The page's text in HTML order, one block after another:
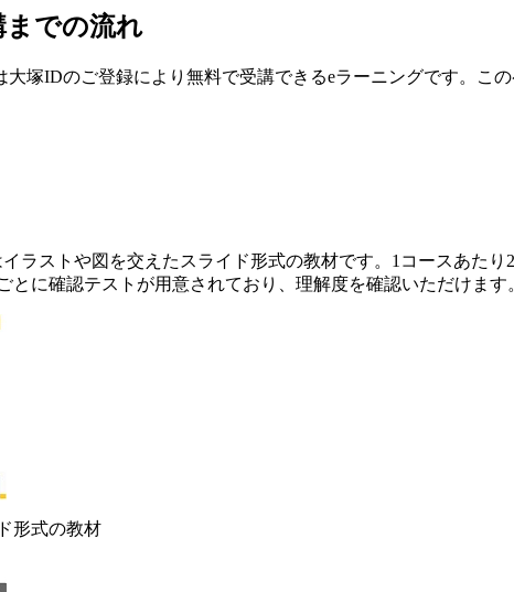
までの流れ
大塚IDのご登録により無料で受講できるeラーニングです。こ
ラストや図を交えたスライド形式の教材です。1コースあた
とに確認テストが用意されており、理解度を確認いただけます
形式の教材